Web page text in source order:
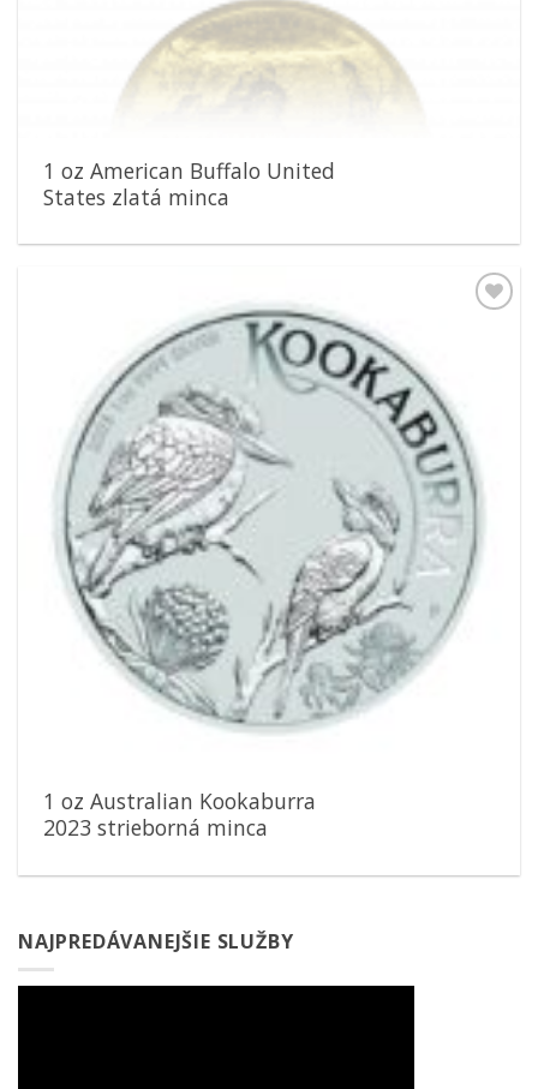
1 oz American Buffalo United
States zlatá minca
1 oz Australian Kookaburra
2023 strieborná minca
NAJPREDÁVANEJŠIE SLUŽBY